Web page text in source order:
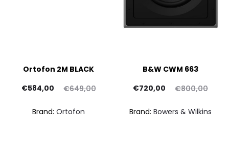
Ortofon 2M BLACK
€649,00
Il
€584,00
Brand: Ortofon
B&W CWM 663
€800,00
Il
€720,00
Brand: Bowers & Wilkins